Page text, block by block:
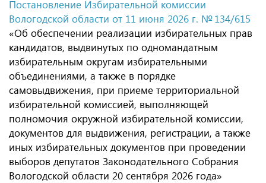
Постановление Избирательной комиссии
Вологодской области от 11 июня 2026 г. № 134/615
«Об обеспечении реализации избирательных прав
кандидатов, выдвинутых по одномандатным
избирательным округам избирательными
объединениями, а также в порядке
самовыдвижения, при приеме территориальной
избирательной комиссией, выполняющей
полномочия окружной избирательной комиссии,
документов для выдвижения, регистрации, а также
иных избирательных документов при проведении
выборов депутатов Законодательного Собрания
Вологодской области 20 сентября 2026 года»